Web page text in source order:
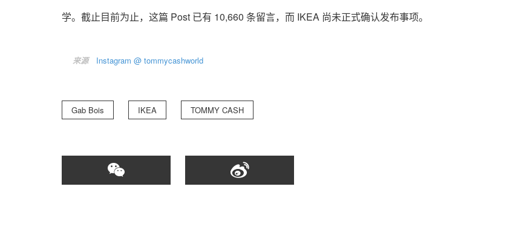
学。截止目前为止，这篇 Post 已有 10,660 条留言，而 IKEA 尚未正式确认发布事项。
来源 Instagram @ tommycashworld
Gab Bois IKEA TOMMY CASH